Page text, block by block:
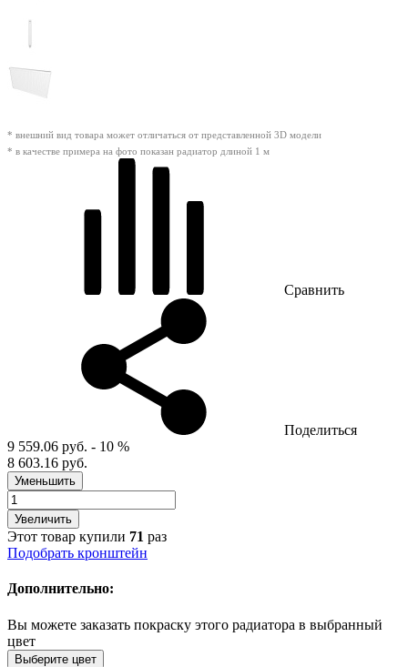
* внешний вид товара может отличаться от представленной 3D модели
* в качестве примера на фото показан радиатор длиной 1 м
Сравнить
Поделиться
9 559.06 руб. - 10 %
8 603.16 руб.
Уменьшить
Увеличить
Этот товар купили 71 раз
Подобрать кронштейн
Дополнительно:
Вы можете заказать покраску этого радиатора в выбранный
цвет
Выберите цвет